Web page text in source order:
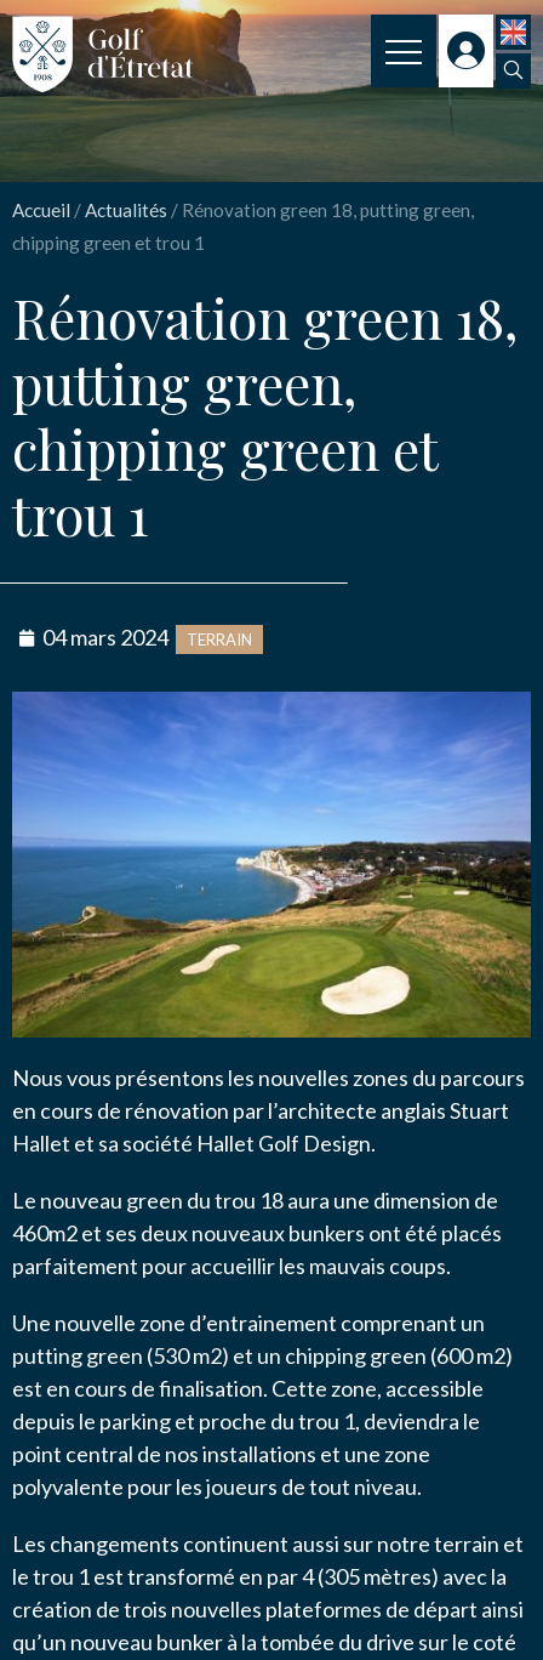
Accueil /Actualités / Rénovation green 18, putting green,
chipping green et trou 1
Rénovation green 18,
putting green,
chipping green et
trou 1
04 mars 2024 TERRAIN
Nous vous présentons les nouvelles zones du parcours
en cours de rénovation par l’architecte anglais Stuart
Hallet et sa société Hallet Golf Design.
Le nouveau green du trou 18 aura une dimension de
460m2 et ses deux nouveaux bunkers ont été placés
parfaitement pour accueillir les mauvais coups.
Une nouvelle zone d’entrainement comprenant un
putting green (530 m2) et un chipping green (600 m2)
est en cours de finalisation. Cette zone, accessible
depuis le parking et proche du trou 1, deviendra le
point central de nos installations et une zone
polyvalente pour les joueurs de tout niveau.
Les changements continuent aussi sur notre terrain et
le trou 1 est transformé en par 4 (305 mètres) avec la
création de trois nouvelles plateformes de départ ainsi
qu’un nouveau bunker à la tombée du drive sur le coté
CLUB
CLUB HOUSE
NOS TARIFS
SPORT
ENSEIGNEMENT
ACTUALITÉS
NOS PARTENAIRES
Rénovation green 18,
green et trou 1
Nom
Email*
J’autorise l'association ASS SPORTIVE GOLF
ETRETAT à enregistrer mes données.
ENVOYER MA DEMANDE